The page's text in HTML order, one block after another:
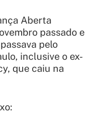
Aberta
passado e
pelo
inclusive o ex-
que caiu na